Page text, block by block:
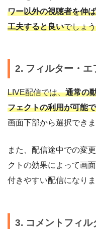
ワー以外の視聴者を伸
工夫すると良いでしょ
2. フィルター・エ
LIVE配信では、通常の
フェクトの利用が可能
画面下部から選択できま
また、配信途中での変
クトの効果によって画
付きやすい配信になりま
3. コメントフィル